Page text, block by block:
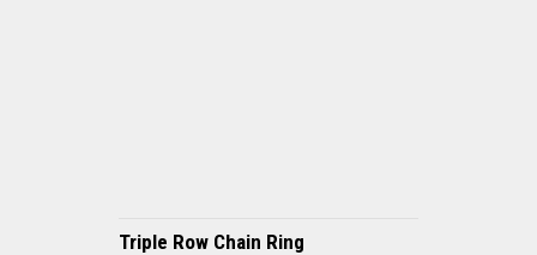
Triple Row Chain Ring